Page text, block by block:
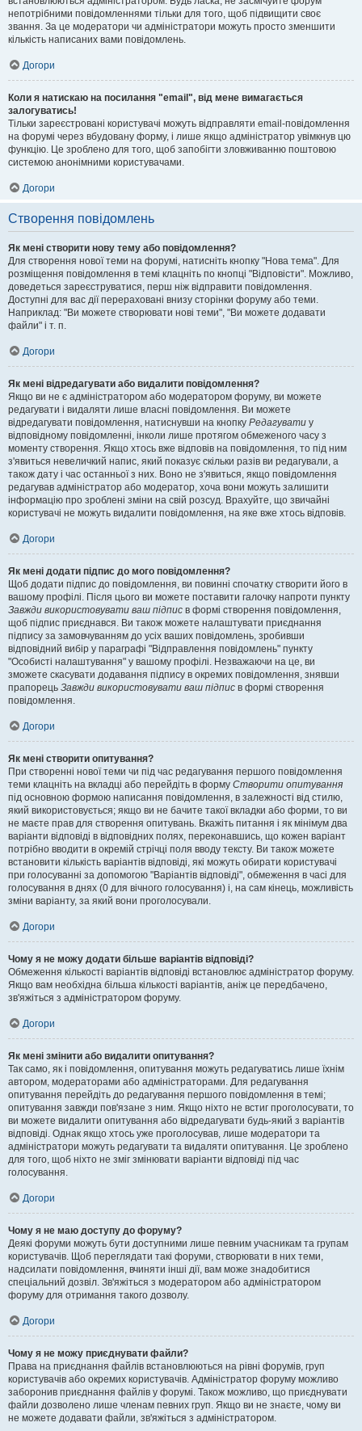
непотрібними повідомленнями тільки для того, щоб підвищити своє
звання. За це модератори чи адміністратори можуть просто зменшити
кількість написаних вами повідомлень.
Догори
Коли я натискаю на посилання "email", від мене вимагається
залогуватись!
Тільки зареєстровані користувачі можуть відправляти email-повідомлення
на форумі через вбудовану форму, і лише якщо адміністратор увімкнув цю
функцію. Це зроблено для того, щоб запобігти зловживанню поштовою
системою анонімними користувачами.
Догори
Створення повідомлень
Як мені створити нову тему або повідомлення?
Для створення нової теми на форумі, натисніть кнопку "Нова тема". Для
розміщення повідомлення в темі клацніть по кнопці "Відповісти". Можливо,
доведеться зареєструватися, перш ніж відправити повідомлення.
Доступні для вас дії перераховані внизу сторінки форуму або теми.
Наприклад: "Ви можете створювати нові теми", "Ви можете додавати
файли" і т. п.
Догори
Як мені відредагувати або видалити повідомлення?
Якщо ви не є адміністратором або модератором форуму, ви можете
редагувати і видаляти лише власні повідомлення. Ви можете
відредагувати повідомлення, натиснувши на кнопку Редагувати у
відповідному повідомленні, інколи лише протягом обмеженого часу з
моменту створення. Якщо хтось вже відповів на повідомлення, то під ним
з'явиться невеличкий напис, який показує скільки разів ви редагували, а
також дату і час останньої з них. Воно не з'явиться, якщо повідомлення
редагував адміністратор або модератор, хоча вони можуть залишити
інформацію про зроблені зміни на свій розсуд. Врахуйте, що звичайні
користувачі не можуть видалити повідомлення, на яке вже хтось відповів.
Догори
Як мені додати підпис до мого повідомлення?
Щоб додати підпис до повідомлення, ви повинні спочатку створити його в
вашому профілі. Після цього ви можете поставити галочку напроти пункту
Завжди використовувати ваш підпис в формі створення повідомлення,
щоб підпис приєднався. Ви також можете налаштувати приєднання
підпису за замовчуванням до усіх ваших повідомлень, зробивши
відповідний вибір у параграфі "Відправлення повідомлень" пункту
"Особисті налаштування" у вашому профілі. Незважаючи на це, ви
зможете скасувати додавання підпису в окремих повідомлення, знявши
прапорець Завжди використовувати ваш підпис в формі створення
повідомлення.
Догори
Як мені створити опитування?
При створенні нової теми чи під час редагування першого повідомлення
теми клацніть на вкладці або перейдіть в форму Створити опитування
під основною формою написання повідомлення, в залежності від стилю,
який використовується; якщо ви не бачите такої вкладки або форми, то ви
не маєте прав для створення опитувань. Вкажіть питання і як мінімум два
варіанти відповіді в відповідних полях, переконавшись, що кожен варіант
потрібно вводити в окремій стрічці поля вводу тексту. Ви також можете
встановити кількість варіантів відповіді, які можуть обирати користувачі
при голосуванні за допомогою "Варіантів відповіді", обмеження в часі для
голосування в днях (0 для вічного голосування) і, на сам кінець, можливість
зміни варіанту, за який вони проголосували.
Догори
Чому я не можу додати більше варіантів відповіді?
Обмеження кількості варіантів відповіді встановлює адміністратор форуму.
Якщо вам необхідна більша кількості варіантів, аніж це передбачено,
зв'яжіться з адміністратором форуму.
Догори
Як мені змінити або видалити опитування?
Так само, як і повідомлення, опитування можуть редагуватись лише їхнім
автором, модераторами або адміністраторами. Для редагування
опитування перейдіть до редагування першого повідомлення в темі;
опитування завжди пов'язане з ним. Якщо ніхто не встиг проголосувати, то
ви можете видалити опитування або відредагувати будь-який з варіантів
відповіді. Однак якщо хтось уже проголосував, лише модератори та
адміністратори можуть редагувати та видаляти опитування. Це зроблено
для того, щоб ніхто не зміг змінювати варіанти відповіді під час
голосування.
Догори
Чому я не маю доступу до форуму?
Деякі форуми можуть бути доступними лише певним учасникам та групам
користувачів. Щоб переглядати такі форуми, створювати в них теми,
надсилати повідомлення, вчиняти інші дії, вам може знадобитися
спеціальний дозвіл. Зв'яжіться з модератором або адміністратором
форуму для отримання такого дозволу.
Догори
Чому я не можу приєднувати файли?
Права на приєднання файлів встановлюються на рівні форумів, груп
користувачів або окремих користувачів. Адміністратор форуму можливо
заборонив приєднання файлів у форумі. Також можливо, що приєднувати
файли дозволено лише членам певних груп. Якщо ви не знаєте, чому ви
не можете додавати файли, зв'яжіться з адміністратором.